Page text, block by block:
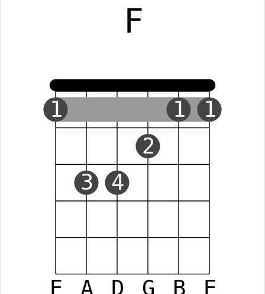
F
E A D G B E
1
3 4
2
1 1